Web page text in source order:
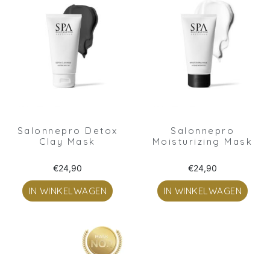
Salonnepro Detox
Clay Mask
€24,90
IN WINKELWAGEN
Salonnepro
Moisturizing Mask
€24,90
IN WINKELWAGEN